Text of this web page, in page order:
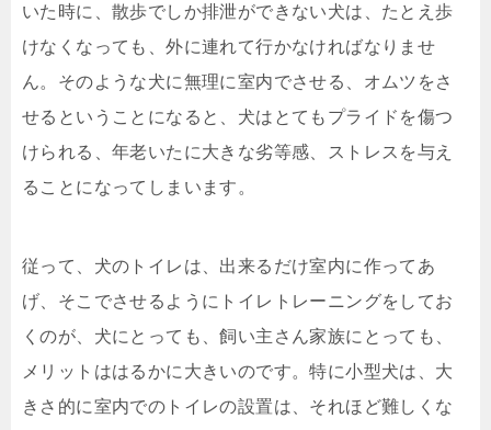
いた時に、散歩でしか排泄ができない犬は、たとえ歩
けなくなっても、外に連れて行かなければなりませ
ん。そのような犬に無理に室内でさせる、オムツをさ
せるということになると、犬はとてもプライドを傷つ
けられる、年老いたに大きな劣等感、ストレスを与え
ることになってしまいます。
従って、犬のトイレは、出来るだけ室内に作ってあ
げ、そこでさせるようにトイレトレーニングをしてお
くのが、犬にとっても、飼い主さん家族にとっても、
メリットははるかに大きいのです。特に小型犬は、大
きさ的に室内でのトイレの設置は、それほど難しくな